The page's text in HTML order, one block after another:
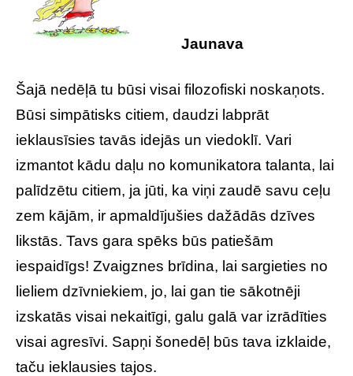
Jaunava
Šajā nedēļā tu būsi visai filozofiski noskaņots.
Būsi simpātisks citiem, daudzi labprāt
ieklausīsies tavās idejās un viedoklī. Vari
izmantot kādu daļu no komunikatora talanta, lai
palīdzētu citiem, ja jūti, ka viņi zaudē savu ceļu
zem kājām, ir apmaldījušies dažādās dzīves
likstās. Tavs gara spēks būs patiešām
iespaidīgs! Zvaigznes brīdina, lai sargieties no
lieliem dzīvniekiem, jo, lai gan tie sākotnēji
izskatās visai nekaitīgi, galu galā var izrādīties
visai agresīvi. Sapņi šonedēļ būs tava izklaide,
taču ieklausies tajos.